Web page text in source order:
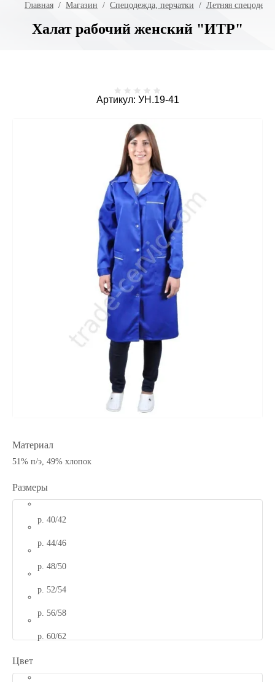
Главная
  /
Магазин
  /
Спецодежда, перчатки
  /
Летняя
Халат рабочий женский "ИТР"
Артикул: УН.19-41
Материал
51% п/э, 49% хлопок
Размеры
р. 40/42
р. 44/46
р. 48/50
р. 52/54
р. 56/58
р. 60/62
Цвет